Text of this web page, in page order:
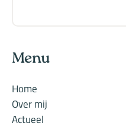
Menu
Home
Over mij
Actueel